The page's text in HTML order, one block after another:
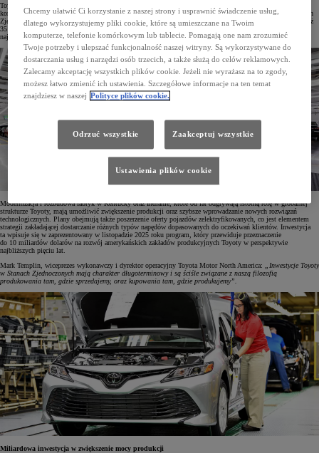
Toyota jest największym producentem samochodów na świecie, a w samym 2025 roku w 72 fabrykach
koncernu wyprodukowano ponad 11 milionów pojazdów. Marka prowadzi działalność produkcyjną w Stanach
Zjednoczonych od czterech dekad, a łączna liczba aut wytworzonych w tamtejszych zakładach przekroczyła już
35 milionów. Z okazji 40-lecia funkcjonowania Toyota Motor Manufacturing Kentucky (TMMK), czyli
największej fabryki koncernu na świecie, ogłoszono kolejną inwestycję przekraczającą miliard dolarów.
Modernizacja i rozbudowa fabryk w Kentucky oraz Indianie, które od lat odgrywają istotną rolę w globalnej
strukturze Toyoty, mają umożliwić zwiększenie produkcji oraz szybsze wprowadzanie nowych rozwiązań
technologicznych. Plany obejmują także poszerzenie oferty pojazdów zelektryfikowanych, co jest elementem
strategii zakładającej dostarczanie różnych typów napędów dopasowanych do oczekiwań klientów. Inwestycja
ta wpisuje się w zaprezentowany w listopadzie 2025 roku program, który przewiduje przeznaczenie
do 10 miliardów dolarów na rozwój amerykańskich zakładów produkcyjnych Toyoty w perspektywie
najbliższych pięciu lat.
Mark Templin, wiceprezes wykonawczy i dyrektor operacyjny Toyota Motor North America: „Inwestycje Toyoty
w Stanach Zjednoczonych mają charakter długoterminowy i są ściśle związane z naszą filozofią
produkowania tam, gdzie sprzedajemy, oraz kupowania tam, gdzie produkujemy”.
Miliardowa inwestycja w zwiększenie mocy produkcji
Chcemy ułatwić Ci korzystanie z naszej strony i usprawnić świadczenie usług,
dlatego wykorzystujemy pliki cookie, które są umieszczane na Twoim
komputerze, telefonie komórkowym lub tablecie. Pomagają one nam zrozumieć
Twoje potrzeby i ulepszać funkcjonalność naszej witryny. Są wykorzystywane do
dostarczania usług i narzędzi osób trzecich, a także służą do celów reklamowych.
Zalecamy akceptację wszystkich plików cookie. Jeżeli nie wyrażasz na to zgody,
możesz łatwo zmienić ich ustawienia. Szczegółowe informacje na ten temat
znajdziesz w naszej Polityce plików cookie.
Odrzuć wszystkie Zaakceptuj wszystkie
Ustawienia plików cookie